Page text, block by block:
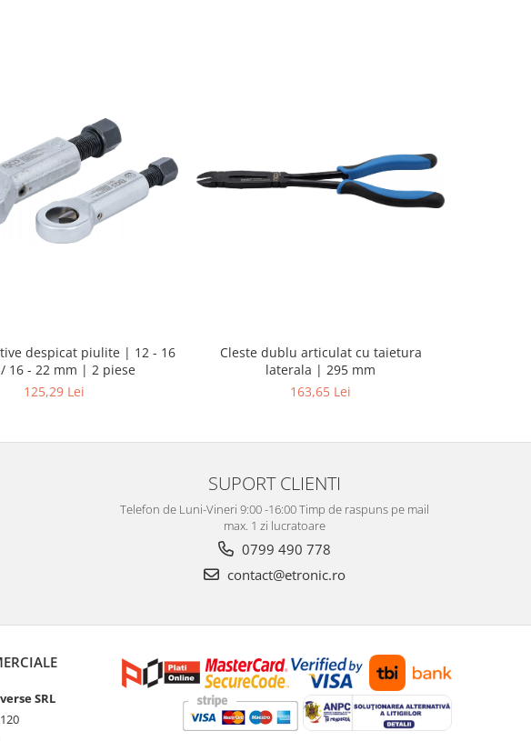
despicat piulite | 12 - 16
16 - 22 mm | 2 piese
125,29 Lei
Cleste dublu articulat cu taietura
laterala | 295 mm
163,65 Lei
SUPORT CLIENTI
Telefon de Luni-Vineri 9:00 -16:00 Timp de raspuns pe mail
max. 1 zi lucratoare
0799 490 778
contact@etronic.ro
SRL